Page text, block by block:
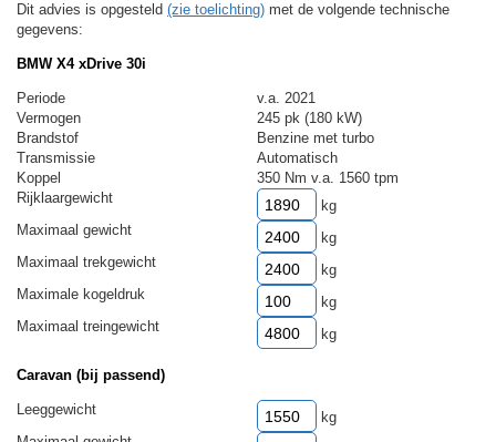
Dit advies is opgesteld (zie toelichting) met de volgende technische
gegevens:
BMW X4 xDrive 30i
Periode
v.a. 2021
Vermogen
245 pk (180 kW)
Brandstof
Benzine met turbo
Transmissie
Automatisch
Koppel
350 Nm v.a. 1560 tpm
Rijklaargewicht
kg
Maximaal gewicht
kg
Maximaal trekgewicht
kg
Maximale kogeldruk
kg
Maximaal treingewicht
kg
Caravan (bij passend)
Leeggewicht
kg